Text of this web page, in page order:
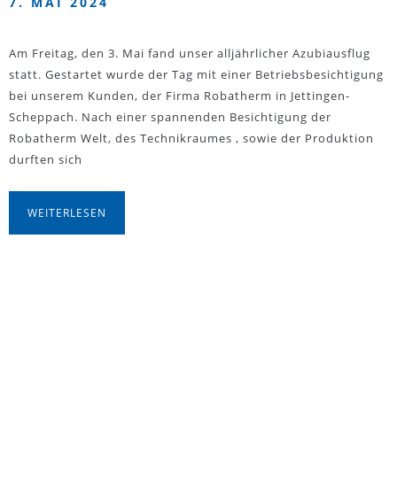
Am Freitag, den 3. Mai fand unser alljährlicher Azubiausflug
statt. Gestartet wurde der Tag mit einer Betriebsbesichtigung
bei unserem Kunden, der Firma Robatherm in Jettingen-
Scheppach. Nach einer spannenden Besichtigung der
Robatherm Welt, des Technikraumes , sowie der Produktion
durften sich
WEITERLESEN